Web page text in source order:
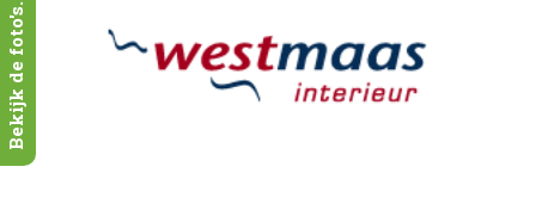
Bekijk de foto's.